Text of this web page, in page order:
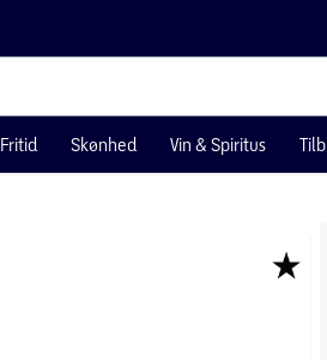
Fritid Skønhed Vin & Spiritus